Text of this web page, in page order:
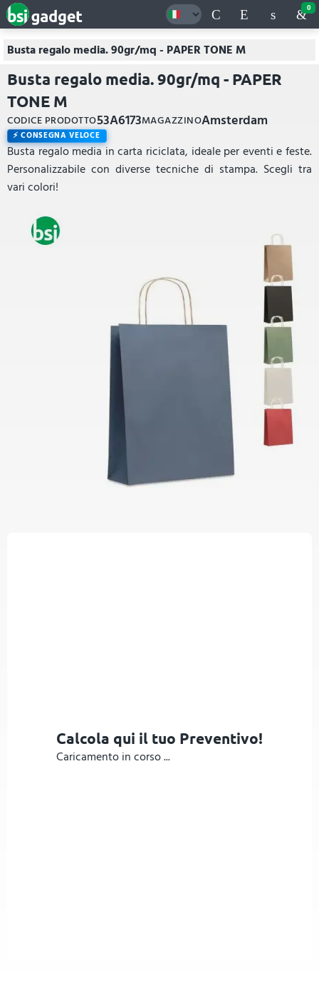
0
Busta regalo media. 90gr/mq - PAPER TONE M
Busta regalo media. 90gr/mq - PAPER
TONE M
CODICE PRODOTTO53A6173MAGAZZINOAmsterdam
CONSEGNA VELOCE
Busta regalo media in carta riciclata, ideale per eventi e feste.
Personalizzabile con diverse tecniche di stampa. Scegli tra
vari colori!
Calcola qui il tuo Preventivo!
Caricamento in corso ...